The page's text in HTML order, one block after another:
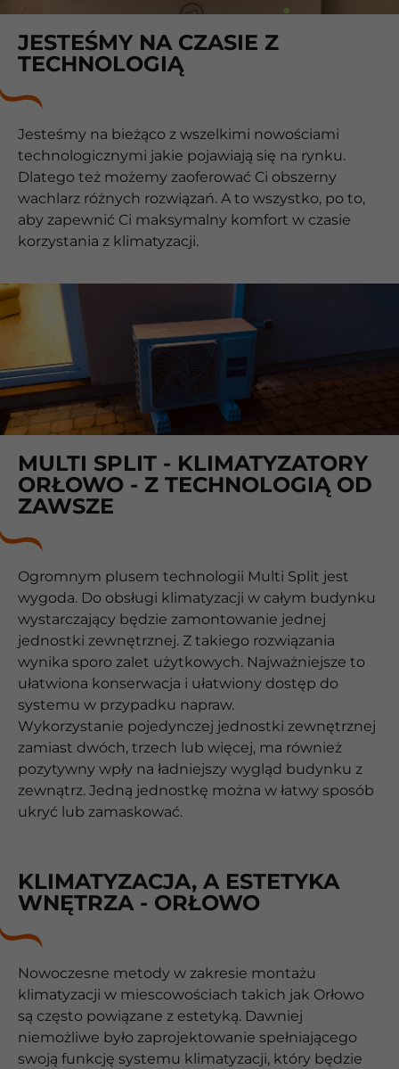
JESTEŚMY NA CZASIE Z
TECHNOLOGIĄ
Jesteśmy na bieżąco z wszelkimi nowościami
technologicznymi jakie pojawiają się na rynku.
Dlatego też możemy zaoferować Ci obszerny
wachlarz różnych rozwiązań. A to wszystko, po to,
aby zapewnić Ci maksymalny komfort w czasie
korzystania z klimatyzacji.
MULTI SPLIT - KLIMATYZATORY
ORŁOWO - Z TECHNOLOGIĄ OD
ZAWSZE
Ogromnym plusem technologii Multi Split jest
wygoda. Do obsługi klimatyzacji w całym budynku
wystarczający będzie zamontowanie jednej
jednostki zewnętrznej. Z takiego rozwiązania
wynika sporo zalet użytkowych. Najważniejsze to
ułatwiona konserwacja i ułatwiony dostęp do
systemu w przypadku napraw.
Wykorzystanie pojedynczej jednostki zewnętrznej
zamiast dwóch, trzech lub więcej, ma również
pozytywny wpły na ładniejszy wygląd budynku z
zewnątrz. Jedną jednostkę można w łatwy sposób
ukryć lub zamaskować.
KLIMATYZACJA, A ESTETYKA
WNĘTRZA - ORŁOWO
Nowoczesne metody w zakresie montażu
klimatyzacji w miescowościach takich jak Orłowo
są często powiązane z estetyką. Dawniej
niemożliwe było zaprojektowanie spełniającego
swoją funkcję systemu klimatyzacji, który będzie